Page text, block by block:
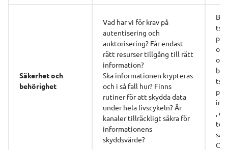
Säkerhet och
behörighet
Vad har vi för krav på
autentisering och
auktorisering? Får endast
rätt resurser tillgång till rätt
information?
Ska informationen krypteras
och i så fall hur? Finns
rutiner för att skydda data
under hela livscykeln? Är
kanaler tillräckligt säkra för
informationens
skyddsvärde?
på
på
,